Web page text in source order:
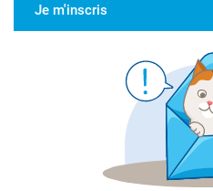
Je m'inscris